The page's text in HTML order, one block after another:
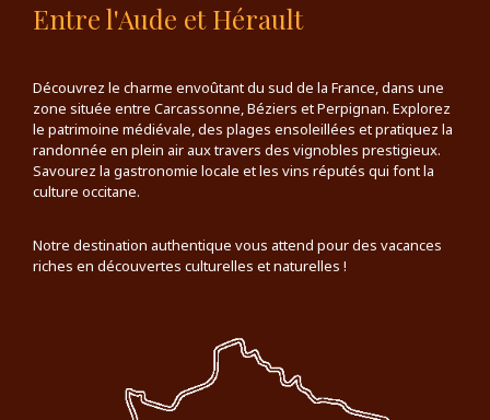
Entre l'Aude et Hérault
Découvrez le charme envoûtant du sud de la France, dans une
zone située entre Carcassonne, Béziers et Perpignan. Explorez
le patrimoine médiévale, des plages ensoleillées et pratiquez la
randonnée en plein air aux travers des vignobles prestigieux.
Savourez la gastronomie locale et les vins réputés qui font la
culture occitane.
Notre destination authentique vous attend pour des vacances
riches en découvertes culturelles et naturelles !